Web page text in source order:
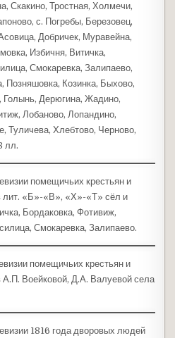
Скакино, Тростная, Холмечи,
с. Погребы, Березовец,
Добричек, Муравейна,
Избичня, Витичка,
Смокаревка, Залипаево,
Позняшовка, Козинка, Быхово,
Голынь, Дерюгина, Жадино,
Лобаново, Лопандино,
Туличева, Хлебтово, Черново,
лл.
помещичьих крестьян и
«Б»-«В», «Х»-«Т» сёл и
Бордаковка, Фотивиж,
Смокаревка, Залипаево.
помещичьих крестьян и
Воейковой, Д.А. Валуевой села
1816 года дворовых людей